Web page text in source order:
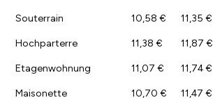
Souterrain 10,58 € 11,35 €
Hochparterre 11,38 € 11,87 €
Etagenwohnung 11,07 € 11,74 €
Maisonette 10,70 € 11,47 €